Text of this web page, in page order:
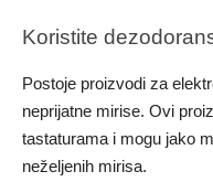
Koristite
Postoje proizvodi za
neprijatne mirise. Ovi
tastaturama i mogu jako
neželjenih mirisa.